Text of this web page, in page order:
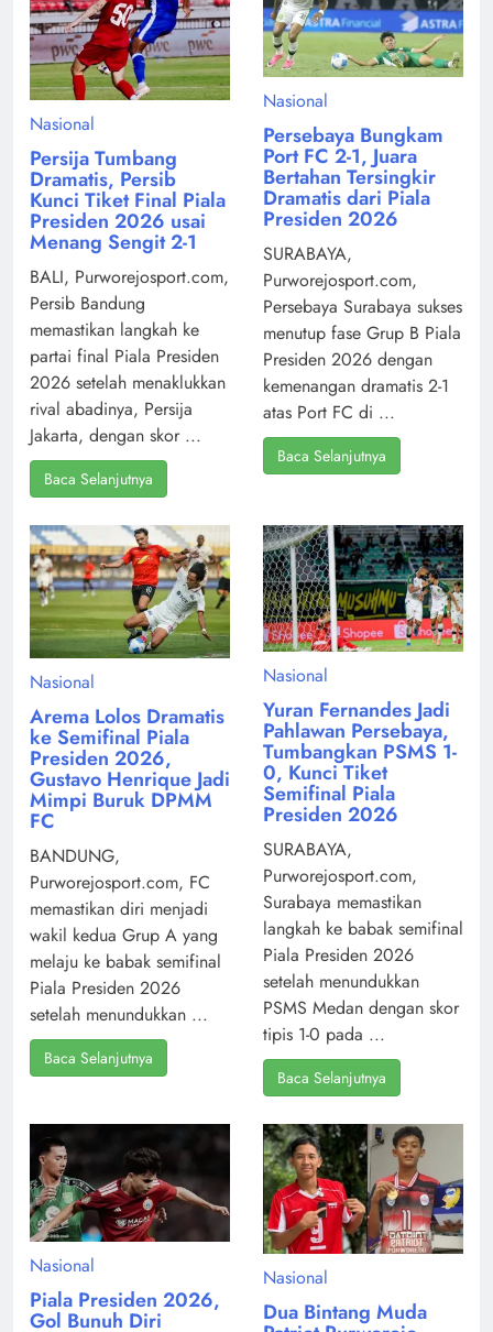
Nasional
Persija Tumbang
Dramatis, Persib
Kunci Tiket Final Piala
Presiden 2026 usai
Menang Sengit 2-1
BALI, Purworejosport.com,
Persib Bandung
memastikan langkah ke
partai final Piala Presiden
2026 setelah menaklukkan
rival abadinya, Persija
Jakarta, dengan skor ...
Baca Selanjutnya
Nasional
Persebaya Bungkam
Port FC 2-1, Juara
Bertahan Tersingkir
Dramatis dari Piala
Presiden 2026
SURABAYA,
Purworejosport.com,
Persebaya Surabaya sukses
menutup fase Grup B Piala
Presiden 2026 dengan
kemenangan dramatis 2-1
atas Port FC di ...
Baca Selanjutnya
Nasional
Arema Lolos Dramatis
ke Semifinal Piala
Presiden 2026,
Gustavo Henrique Jadi
Mimpi Buruk DPMM
FC
BANDUNG,
Purworejosport.com, FC
memastikan diri menjadi
wakil kedua Grup A yang
melaju ke babak semifinal
Piala Presiden 2026
setelah menundukkan ...
Baca Selanjutnya
Nasional
Yuran Fernandes Jadi
Pahlawan Persebaya,
Tumbangkan PSMS 1-
0, Kunci Tiket
Semifinal Piala
Presiden 2026
SURABAYA,
Purworejosport.com,
Surabaya memastikan
langkah ke babak semifinal
Piala Presiden 2026
setelah menundukkan
PSMS Medan dengan skor
tipis 1-0 pada ...
Baca Selanjutnya
Nasional
Piala Presiden 2026,
Gol Bunuh Diri
Nasional
Dua Bintang Muda